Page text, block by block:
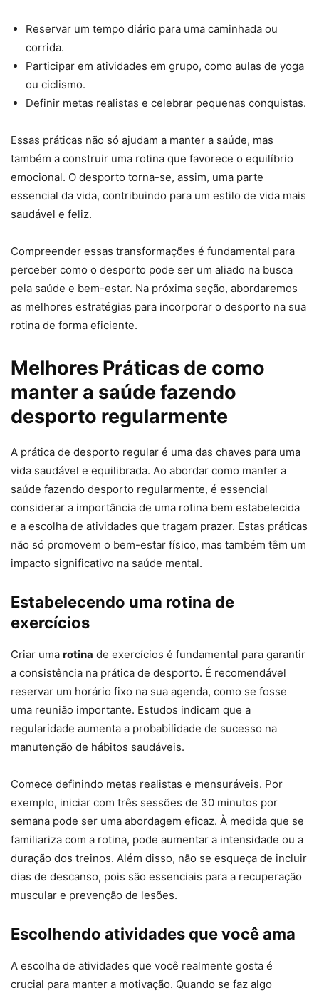
Reservar um tempo diário para uma caminhada ou
corrida.
Participar em atividades em grupo, como aulas de yoga
ou ciclismo.
Definir metas realistas e celebrar pequenas conquistas.
Essas práticas não só ajudam a manter a saúde, mas
também a construir uma rotina que favorece o equilíbrio
emocional. O desporto torna-se, assim, uma parte
essencial da vida, contribuindo para um estilo de vida mais
saudável e feliz.
Compreender essas transformações é fundamental para
perceber como o desporto pode ser um aliado na busca
pela saúde e bem-estar. Na próxima seção, abordaremos
as melhores estratégias para incorporar o desporto na sua
rotina de forma eficiente.
Melhores Práticas de como
manter a saúde fazendo
desporto regularmente
A prática de desporto regular é uma das chaves para uma
vida saudável e equilibrada. Ao abordar como manter a
saúde fazendo desporto regularmente, é essencial
considerar a importância de uma rotina bem estabelecida
e a escolha de atividades que tragam prazer. Estas práticas
não só promovem o bem-estar físico, mas também têm um
impacto significativo na saúde mental.
Estabelecendo uma rotina de
exercícios
Criar uma rotina de exercícios é fundamental para garantir
a consistência na prática de desporto. É recomendável
reservar um horário fixo na sua agenda, como se fosse
uma reunião importante. Estudos indicam que a
regularidade aumenta a probabilidade de sucesso na
manutenção de hábitos saudáveis.
Comece definindo metas realistas e mensuráveis. Por
exemplo, iniciar com três sessões de 30 minutos por
semana pode ser uma abordagem eficaz. À medida que se
familiariza com a rotina, pode aumentar a intensidade ou a
duração dos treinos. Além disso, não se esqueça de incluir
dias de descanso, pois são essenciais para a recuperação
muscular e prevenção de lesões.
Escolhendo atividades que você ama
A escolha de atividades que você realmente gosta é
crucial para manter a motivação. Quando se faz algo